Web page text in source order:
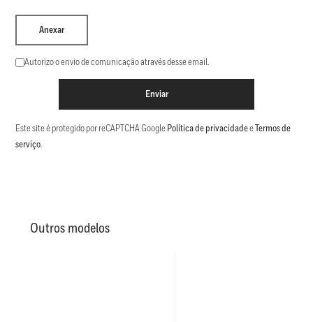
Anexar
Autorizo o envio de comunicação através desse email.
Enviar
Este site é protegido por reCAPTCHA Google Política de privacidadee Termos de
serviço.
Outros modelos